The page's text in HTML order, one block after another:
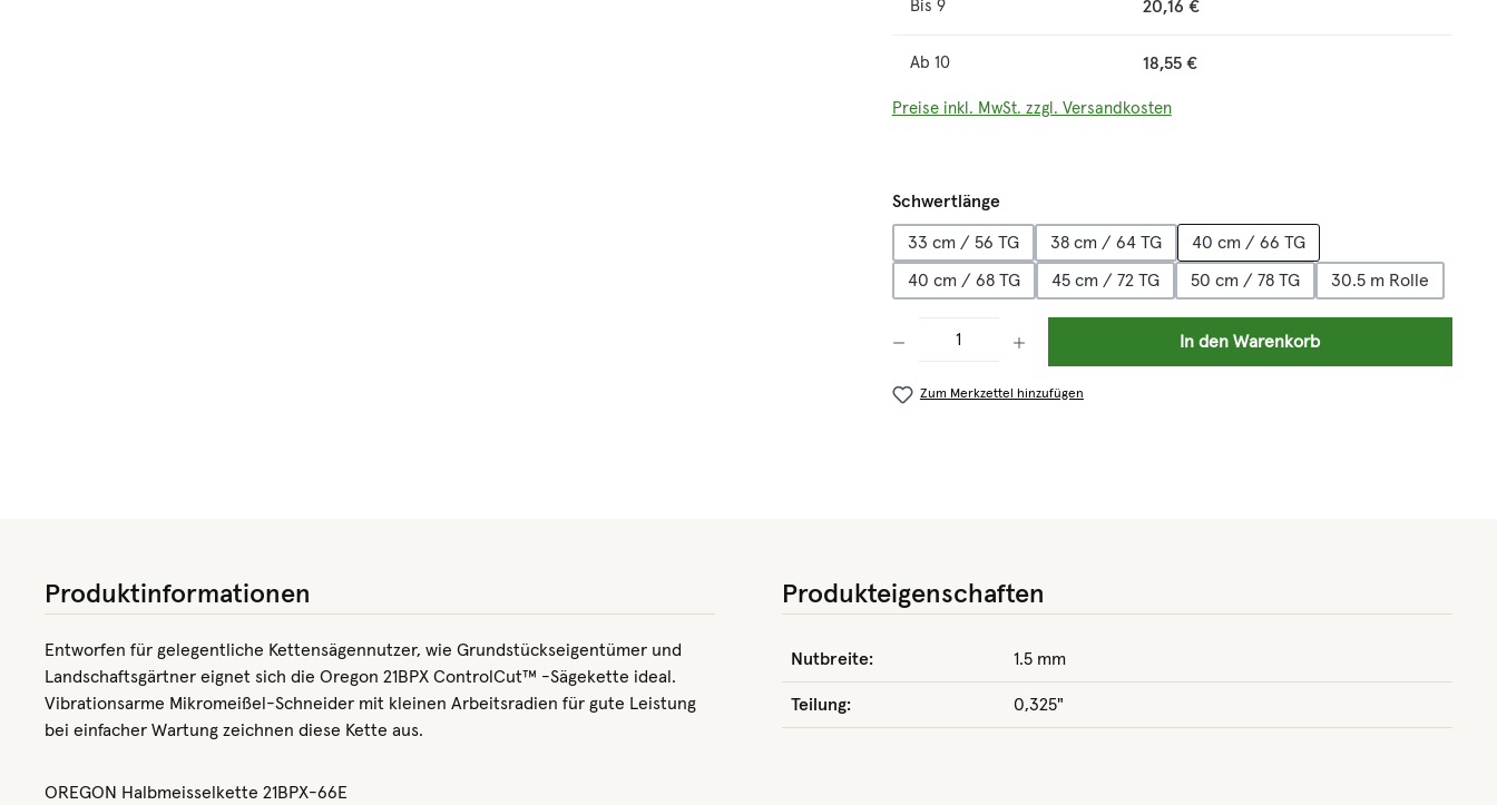
Bis 9 20,16 €
Ab 10 18,55 €
Preise inkl. MwSt. zzgl. Versandkosten
Schwertlängeauswählen
33 cm / 56 TG 38 cm / 64 TG 40 cm / 66 TG
40 cm / 68 TG 45 cm / 72 TG 50 cm / 78 TG 30.5 m Rolle
In den Warenkorb
Zum Merkzettel hinzufügen
Produktinformationen
Entworfen für gelegentliche Kettensägennutzer, wie Grundstückseigentümer und
Landschaftsgärtner eignet sich die Oregon 21BPX ControlCut™ -Sägekette ideal.
Vibrationsarme Mikromeißel-Schneider mit kleinen Arbeitsradien für gute Leistung
bei einfacher Wartung zeichnen diese Kette aus.
OREGON Halbmeisselkette 21BPX-66E
Produkteigenschaften
Nutbreite: 1.5 mm
Teilung: 0,325"